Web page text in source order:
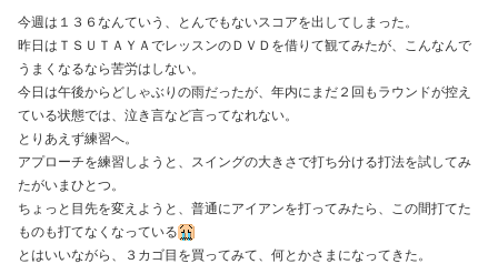
今週は１３６なんていう、とんでもないスコアを出してしまった。
昨日はＴＳＵＴＡＹＡでレッスンのＤＶＤを借りて観てみたが、こんなんで
うまくなるなら苦労はしない。
今日は午後からどしゃぶりの雨だったが、年内にまだ２回もラウンドが控え
ている状態では、泣き言など言ってなれない。
とりあえず練習へ。
アプローチを練習しようと、スイングの大きさで打ち分ける打法を試してみ
たがいまひとつ。
ちょっと目先を変えようと、普通にアイアンを打ってみたら、この間打てた
ものも打てなくなっている
とはいいながら、３カゴ目を買ってみて、何とかさまになってきた。